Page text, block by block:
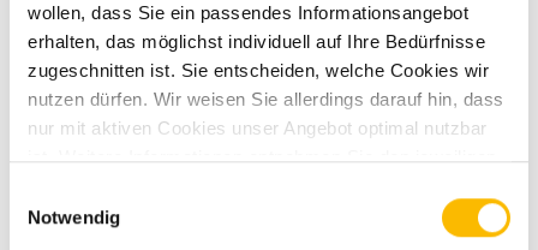
wollen, dass Sie ein passendes Informationsangebot
erhalten, das möglichst individuell auf Ihre Bedürfnisse
zugeschnitten ist. Sie entscheiden, welche Cookies wir
nutzen dürfen. Wir weisen Sie allerdings darauf hin, dass
nur mit aktiven Cookies unser Angebot optimal nutzbar
ist. Weitere Informationen entnehmen Sie den jeweiligen
Notwendig
Ausstattung
Fahrgestell
Rußpartikelfilter
Servolenkung